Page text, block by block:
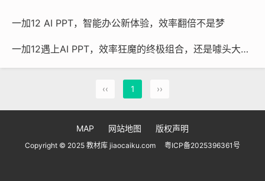
一加12 AI PPT，智能办公新体验，效率翻倍不是梦
一加12遇上AI PPT，效率狂魔的终极组合，还是噱头大于实用？
‹‹ 1 ››
MAP 网站地图 版权声明
Copyright © 2025 教材库 jiaocaiku.com 粤ICP备2025396361号